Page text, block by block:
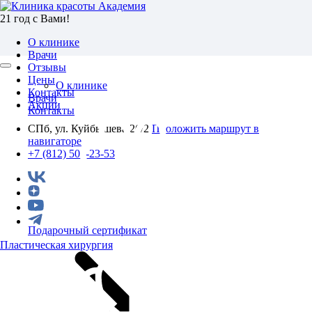
21 год с Вами!
О клинике
Врачи
Отзывы
Цены
Контакты
Акции
СПб, ул. Куйбышева 26/2 Проложить маршрут в
навигаторе
+7 (812) 501-23-53
Пластическая хирургия
О клинике
Врачи
Контакты
Подарочный сертификат